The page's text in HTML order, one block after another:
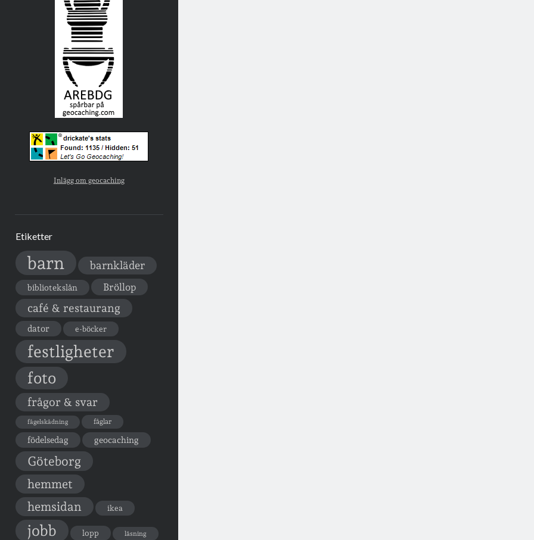
Inlägg om geocaching
Etiketter
barn barnkläder
bibliotekslån Bröllop
café & restaurang
dator e-böcker
festligheter
foto
frågor & svar
fågelskådning fåglar
födelsedag geocaching
Göteborg
hemmet
hemsidan
ikea
jobb lopp läsning